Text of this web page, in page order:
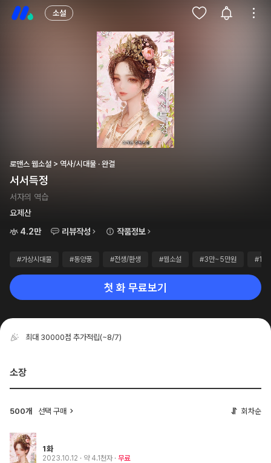
소설
로맨스 웹소설 > 역사/시대물 · 완결
서서득정
서자의 역습
요제산
4.2만
리뷰작성 작품정보
#가상시대물 #동양풍 #전생/환생 #웹소설 #3만~5만원
첫 화 무료보기
최대 30000점 추가적립(~8/7)
소장
500개 선택 구매 회차순
1화
2023.10.12 · 약 4.1천자 무료